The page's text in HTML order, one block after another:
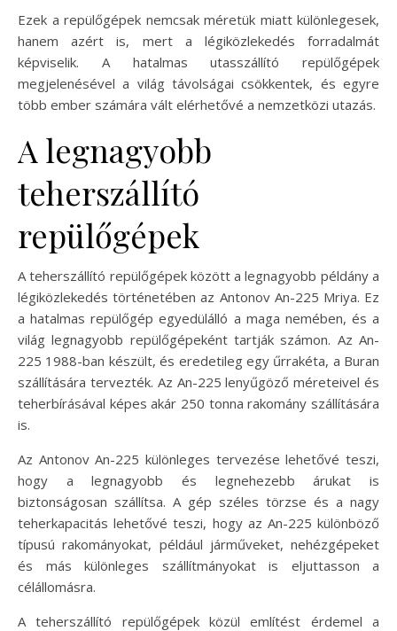
Ezek a repülőgépek nemcsak méretük miatt különlegesek,
hanem azért is, mert a légiközlekedés forradalmát
képviselik. A hatalmas utasszállító repülőgépek
megjelenésével a világ távolságai csökkentek, és egyre
több ember számára vált elérhetővé a nemzetközi utazás.
A legnagyobb
teherszállító
repülőgépek
A teherszállító repülőgépek között a legnagyobb példány a
légiközlekedés történetében az Antonov An-225 Mriya. Ez
a hatalmas repülőgép egyedülálló a maga nemében, és a
világ legnagyobb repülőgépeként tartják számon. Az An-
225 1988-ban készült, és eredetileg egy űrrakéta, a Buran
szállítására tervezték. Az An-225 lenyűgöző méreteivel és
teherbírásával képes akár 250 tonna rakomány szállítására
is.
Az Antonov An-225 különleges tervezése lehetővé teszi,
hogy a legnagyobb és legnehezebb árukat is
biztonságosan szállítsa. A gép széles törzse és a nagy
teherkapacitás lehetővé teszi, hogy az An-225 különböző
típusú rakományokat, például járműveket, nehézgépeket
és más különleges szállítmányokat is eljuttasson a
célállomásra.
A teherszállító repülőgépek közül említést érdemel a